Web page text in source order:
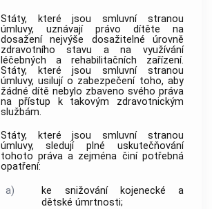
Státy, které jsou smluvní stranou
úmluvy, uznávají právo dítěte na
dosažení nejvýše dosažitelné úrovně
zdravotního stavu a na využívání
léčebných a rehabilitačních zařízení.
Státy, které jsou smluvní stranou
úmluvy, usilují o zabezpečení toho, aby
žádné dítě nebylo zbaveno svého práva
na přístup k takovým zdravotnickým
službám.
Státy, které jsou smluvní stranou
úmluvy, sledují plné uskutečňování
tohoto práva a zejména činí potřebná
opatření:
a)
ke snižování kojenecké a
dětské úmrtnosti;